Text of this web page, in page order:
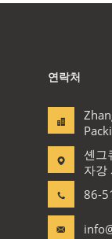
연락처
셴그
자강
86-